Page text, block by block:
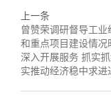
上一条
曾赞荣调研督导工业
和重点项目建设情况
深入开展服务 抓实
实推动经济稳中求进